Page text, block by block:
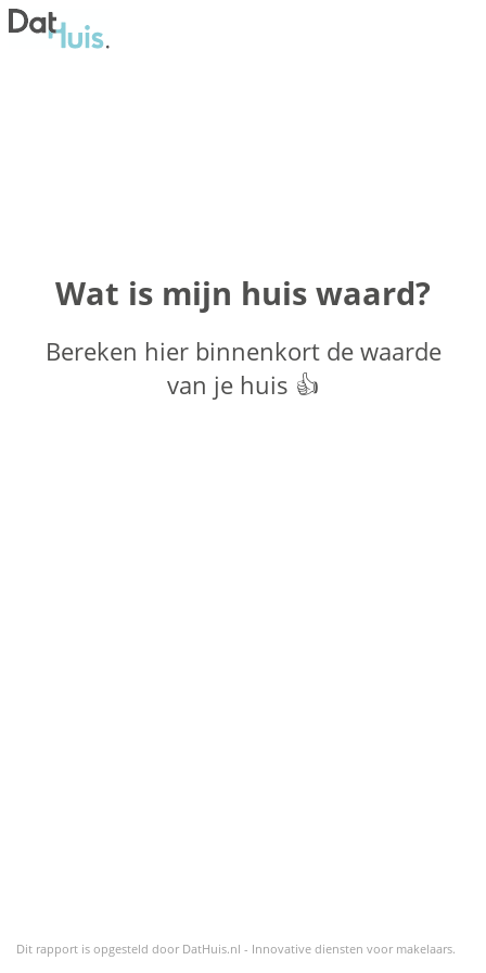
Wat is mijn huis waard?
Bereken hier binnenkort de waarde
van je huis 👍
Dit rapport is opgesteld door DatHuis.nl - Innovative diensten voor makelaars.